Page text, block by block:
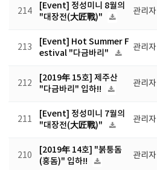
214
[Event] 정성미니 8월의
"대장전(大匠戰)"
관리자
213
[Event] Hot Summer F
estival "다금바리"
관리자
212
[2019年 15호] 제주산
"다금바리" 입하!!
관리자
211
[Event] 정성미니 7월의
"대장전(大匠戰)"
관리자
210
[2019年 14호] "붉퉁돔
(홍돔)" 입하!!
관리자